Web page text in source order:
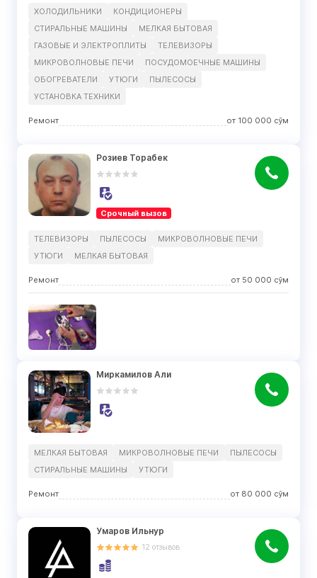
ХОЛОДИЛЬНИКИ
КОНДИЦИОНЕРЫ
СТИРАЛЬНЫЕ МАШИНЫ
МЕЛКАЯ БЫТОВАЯ
ГАЗОВЫЕ И ЭЛЕКТРОПЛИТЫ
ТЕЛЕВИЗОРЫ
МИКРОВОЛНОВЫЕ ПЕЧИ
ПОСУДОМОЕЧНЫЕ МАШИНЫ
ОБОГРЕВАТЕЛИ
УТЮГИ
ПЫЛЕСОСЫ
УСТАНОВКА ТЕХНИКИ
Ремонт от 100 000 сўм
Розиев Торабек
Срочный вызов
ТЕЛЕВИЗОРЫ ПЫЛЕСОСЫ
МИКРОВОЛНОВЫЕ ПЕЧИ
УТЮГИ
МЕЛКАЯ БЫТОВАЯ
Ремонт от 50 000 сўм
Миркамилов Али
МЕЛКАЯ БЫТОВАЯ МИКРОВОЛНОВЫЕ ПЕЧИ
ПЫЛЕСОСЫ
СТИРАЛЬНЫЕ МАШИНЫ
УТЮГИ
Ремонт от 80 000 сўм
Умаров Ильнур
12 отзывов